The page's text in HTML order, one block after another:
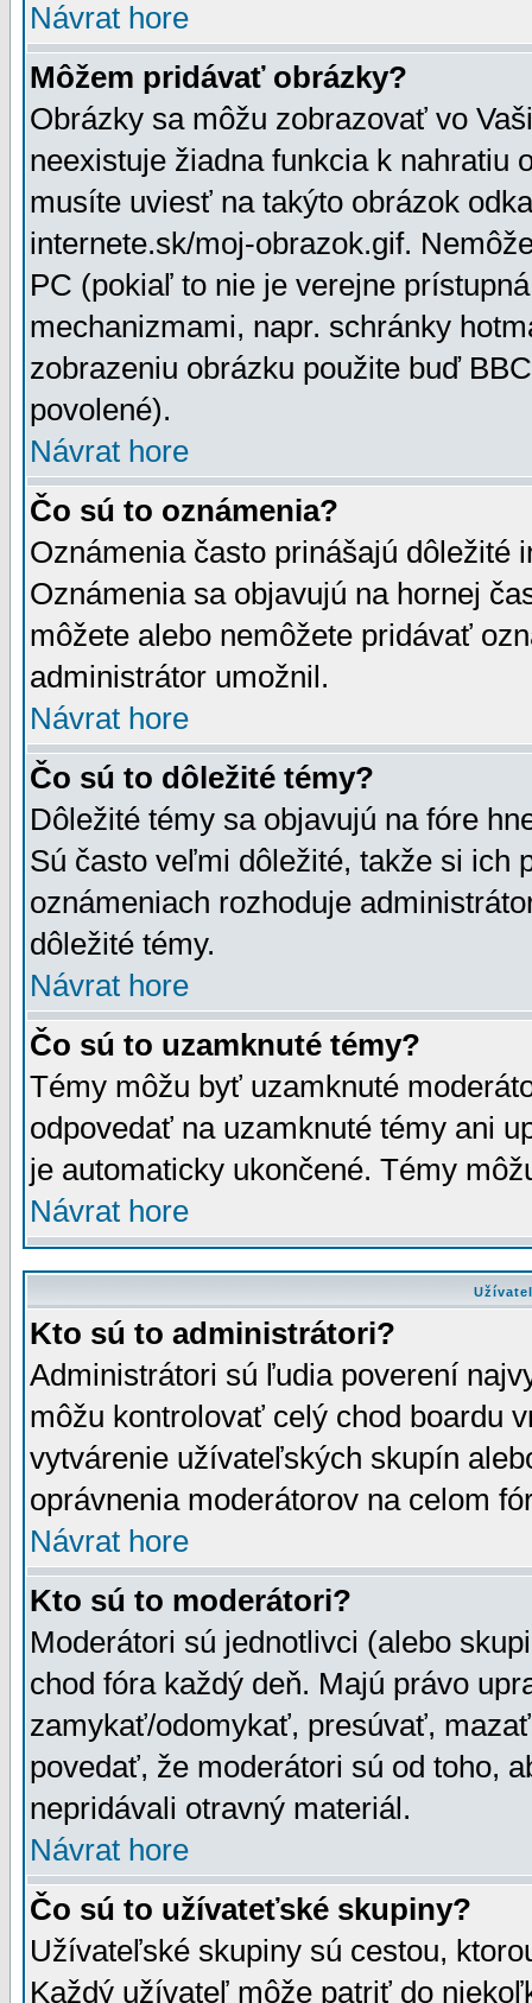
Návrat hore
Môžem pridávať obrázky?
Obrázky sa môžu zobrazovať vo
neexistuje žiadna funkcia k nahratiu
musíte uviesť na takýto obrázok
internete.sk/moj-obrazok.gif.
PC (pokiaľ to nie je verejne
mechanizmami, napr. schránky
zobrazeniu obrázku použite buď
povolené).
Návrat hore
Čo sú to oznámenia?
Oznámenia často prinášajú dôležité
Oznámenia sa objavujú na hornej
môžete alebo nemôžete pridávať
administrátor umožnil.
Návrat hore
Čo sú to dôležité témy?
Dôležité témy sa objavujú na fóre
Sú často veľmi dôležité, takže si ich
oznámeniach rozhoduje
dôležité témy.
Návrat hore
Čo sú to uzamknuté témy?
Témy môžu byť uzamknuté
odpovedať na uzamknuté témy ani
je automaticky ukončené. Témy
Návrat hore
Kto sú to administrátori?
Administrátori sú ľudia poverení
môžu kontrolovať celý chod boardu
vytvárenie užívateľských skupín
oprávnenia moderátorov na celom
Návrat hore
Kto sú to moderátori?
Moderátori sú jednotlivci (alebo
chod fóra každý deň. Majú právo
zamykať/odomykať, presúvať,
povedať, že moderátori sú od toho,
nepridávali otravný materiál.
Návrat hore
Čo sú to užívateťské skupiny?
Užívateľské skupiny sú cestou,
Každý užívateľ môže patriť do